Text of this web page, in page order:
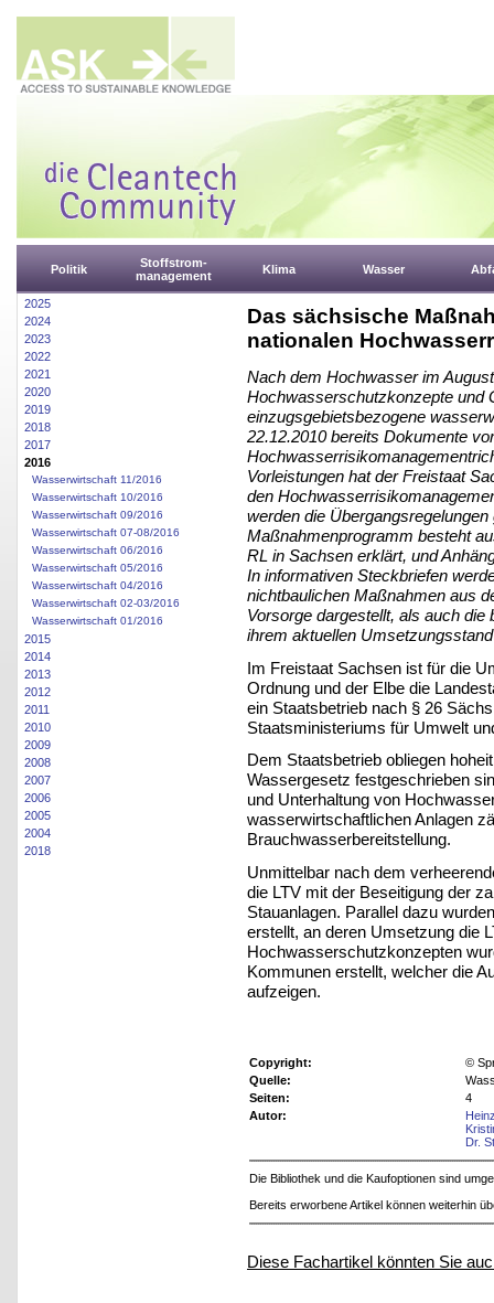
Politik
Stoffstrom-
management
Klima Wasser
2025
2024
2023
2022
2021
2020
2019
2018
2017
2016
Wasserwirtschaft 11/2016
Wasserwirtschaft 10/2016
Wasserwirtschaft 09/2016
Wasserwirtschaft 07-08/2016
Wasserwirtschaft 06/2016
Wasserwirtschaft 05/2016
Wasserwirtschaft 04/2016
Wasserwirtschaft 02-03/2016
Wasserwirtschaft 01/2016
2015
2014
2013
2012
2011
2010
2009
2008
2007
2006
2005
2004
2018
Das sächsische
nationalen
Nach dem Hochwasser im
Hochwasserschutzkonzepte und
einzugsgebietsbezogene
22.12.2010 bereits Dokumente
Vorleistungen hat der Freistaat
den
werden die
Maßnahmenprogramm besteht
RL in Sachsen erklärt, und
In informativen Steckbriefen
nichtbaulichen Maßnahmen aus
Vorsorge dargestellt, als auch
ihrem aktuellen
Im Freistaat Sachsen ist für die
Ordnung und der Elbe die
ein Staatsbetrieb nach § 26
Staatsministeriums für Umwelt
Dem Staatsbetrieb obliegen
Wassergesetz festgeschrieben
und Unterhaltung von
wasserwirtschaftlichen Anlagen
Brauchwasserbereitstellung.
Unmittelbar nach dem
die LTV mit der Beseitigung der
Stauanlagen. Parallel dazu
erstellt, an deren Umsetzung die
Hochwasserschutzkonzepten
Kommunen erstellt, welcher die
aufzeigen.
Copyright:
©
Quelle:
Seiten:
4
Autor:
Dr.
Die Bibliothek und die Kaufoptionen sind
Bereits erworbene Artikel können weiterhin
Diese Fachartikel könnten Sie